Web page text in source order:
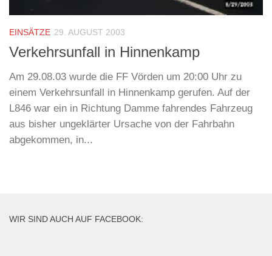
EINSÄTZE 29. AUGUST 2003
Verkehrsunfall in Hinnenkamp
Am 29.08.03 wurde die FF Vörden um 20:00 Uhr zu
einem Verkehrsunfall in Hinnenkamp gerufen. Auf der
L846 war ein in Richtung Damme fahrendes Fahrzeug
aus bisher ungeklärter Ursache von der Fahrbahn
abgekommen, in...
WIR SIND AUCH AUF FACEBOOK: